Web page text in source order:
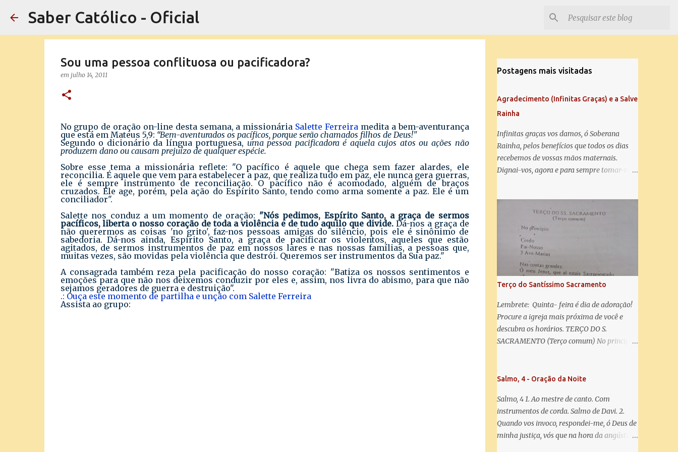
Saber Católico - Oficial
Sou uma pessoa conflituosa ou pacificadora?
em julho 14, 2011
No grupo de oração on-line desta semana, a missionária Salette Ferreiramedita a bem-aventurança
que está em Mateus 5,9: “Bem-aventurados os pacíficos, porque serão chamados filhos de Deus!"
Segundo o dicionário da língua portuguesa, uma pessoa pacificadora é aquela cujos atos ou ações não
produzem dano ou causam prejuízo de qualquer espécie.
Sobre esse tema a missionária reflete: "O pacífico é aquele que chega sem fazer alardes, ele
reconcilia. É aquele que vem para estabelecer a paz, que realiza tudo em paz, ele nunca gera guerras,
ele é sempre instrumento de reconciliação. O pacífico não é acomodado, alguém de braços
cruzados. Ele age, porém, pela ação do Espírito Santo, tendo como arma somente a paz. Ele é um
conciliador".
Salette nos conduz a um momento de oração: "Nós pedimos, Espírito Santo, a graça de sermos
pacíficos, liberta o nosso coração de toda a violência e de tudo aquilo que divide.Dá-nos a graça de
não querermos as coisas 'no grito', faz-nos pessoas amigas do silêncio, pois ele é sinônimo de
sabedoria. Dá-nos ainda, Espírito Santo, a graça de pacificar os violentos, aqueles que estão
agitados, de sermos instrumentos de paz em nossos lares e nas nossas famílias, a pessoas que,
muitas vezes, são movidas pela violência que destrói. Queremos ser instrumentos da Sua paz."
A consagrada também reza pela pacificação do nosso coração: "Batiza os nossos sentimentos e
emoções para que não nos deixemos conduzir por eles e, assim, nos livra do abismo, para que não
sejamos geradores de guerra e destruição".
.: Ouça este momento de partilha e unção com Salette Ferreira
Assista ao grupo:
Postagens mais visitadas
Agradecimento (Infinitas Graças) e a Salve
Rainha
Infinitas graças vos damos, ó Soberana
Rainha, pelos benefícios que todos os dias
recebemos de vossas mãos maternais.
Dignai-vos, agora e para sempre tomar-nos
Salve Rainha: Salve Rainha , Mãe de
misericórdia, vida, doçura, esperança nossa,
salve! A vós bradamos os degredados filhos
de Eva, a vós suspiramos, gemendo e
chorando neste vale de lágrimas. Eia, pois,
Advogada nossa, estes vossos olhos
misericordiosos a nós volvei, e depois deste
desterro, mostrai-nos Jesus. Bendito é o
fruto do vosso ventre, ó clemente, ó piedosa,
ó doce e sempre Virgem Maria. Rogai por
nós Santa Mãe de Deus. Para que sejamos
dignos das promessas de Cristo. Amém.
Terço do Santíssimo Sacramento
Lembrete: Quinta- feira é dia de adoração!
Procure a igreja mais próxima de você e
descubra os horários. TERÇO DO S.
SACRAMENTO (Terço comum) No principio:
Sacramentado, não permitais que eu viva
coração ao Vosso e o Vosso ao meu, e, nem
sem Vós morra eu! Nas contas pequenas:
Sacramento de Amor! Misericórdia Senhor!
Glória ao Pai: Cristo pão da vida e remédio
Salmo, 4 - Oração da Noite
Salmo, 4 1. Ao mestre de canto. Com
instrumentos de corda. Salmo de Davi. 2.
Quando vos invoco, respondei-me, ó Deus de
minha justiça, vós que na hora da angústia